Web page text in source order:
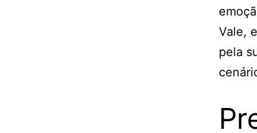
Vale,
pela